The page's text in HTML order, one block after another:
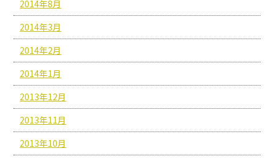
2014年8月
2014年3月
2014年2月
2014年1月
2013年12月
2013年11月
2013年10月